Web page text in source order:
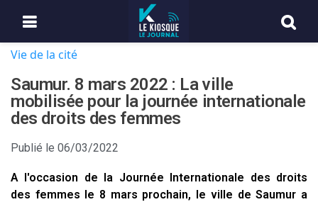
Vie de la cité
Saumur. 8 mars 2022 : La ville
mobilisée pour la journée internationale
des droits des femmes
Publié le 06/03/2022
A l'occasion de la Journée Internationale des droits
des femmes le 8 mars prochain, le ville de Saumur a